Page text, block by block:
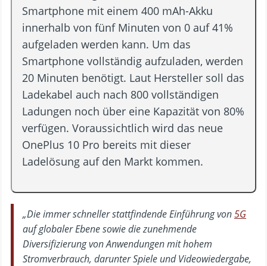
Smartphone mit einem 400 mAh-Akku
innerhalb von fünf Minuten von 0 auf 41%
aufgeladen werden kann. Um das
Smartphone vollständig aufzuladen, werden
20 Minuten benötigt. Laut Hersteller soll das
Ladekabel auch nach 800 vollständigen
Ladungen noch über eine Kapazität von 80%
verfügen. Voraussichtlich wird das neue
OnePlus 10 Pro bereits mit dieser
Ladelösung auf den Markt kommen.
„Die immer schneller stattfindende Einführung von5G
auf globaler Ebene sowie die zunehmende
Diversifizierung von Anwendungen mit hohem
Stromverbrauch, darunter Spiele und Videowiedergabe,